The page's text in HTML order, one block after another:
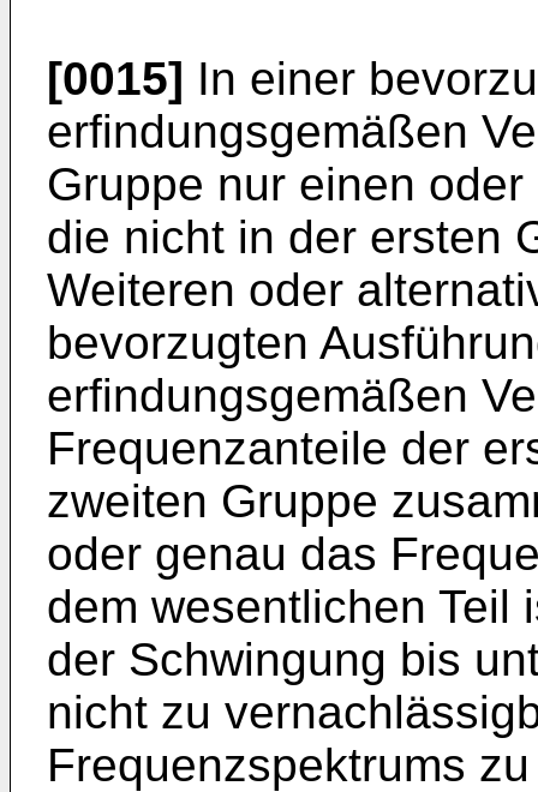
[0015] In einer
erfindungsgemäßen
Gruppe nur einen
die nicht in der ersten
Weiteren oder
bevorzugten
erfindungsgemäßen
Frequenzanteile der
zweiten Gruppe
oder genau das
dem wesentlichen Teil
der Schwingung bis
nicht zu
Frequenzspektrums